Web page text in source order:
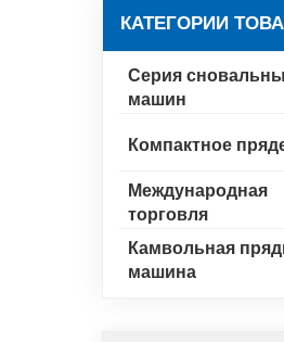
КАТЕГОРИИ
Серия
машин
Компактное
Международная
торговля
Камвольная
машина